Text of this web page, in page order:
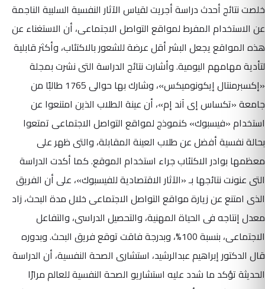
خلصت نتائج أحدث دراسة أجريت لقياس الآثار النفسية السلبية الناجمة
عن الاستخدام المفرط لمواقع التواصل الاجتماعى، أن الاستغناء عن
هذه المواقع يجعل البشر أقل عرضة للشعور بالاكتئاب، وأكثر قابلية
لتأدية مهامهم اليومية. وأشارت نتائج الدراسة التى نشرت بمجلة
«إكسبرمنتال إيكونوميكس»، وشارك بها حوالى 1765 طالبًا من
جامعة «تكساس إى آند إم»، أن عينة الطلاب الذين امتنعوا عن
استخدام «فيسبوك» كنموذج لمواقع التواصل الاجتماعى تمتعوا
بحالة نفسية أفضل عن طلاب العينة المقابلة، والتى ظهر على
معظمها بوادر الاكتئاب جراء استخدام الموقع. كما أكدت الدراسة
التى عنونت نتائجها بـ «الآثار الاقتصادية للفيسبوك»، على أن الفريق
الذى امتنع عن زيارة مواقع التواصل الاجتماعى خلال مدة البحث، زاد
معدل إنتاجه فى الحياة المهنية، والتحصيل الدراسى، والتفاعل
الاجتماعى، بنسبة 100%، وبدرجة فاقت توقع فريق البحث. وبدوره
قال الدكتور إبراهيم عبدالرشيد، استشارى الصحة النفسية، أن الدراسة
الحديثة تؤكد ما شدد عليه استشاريو الصحة النفسية للعالم مرارًا